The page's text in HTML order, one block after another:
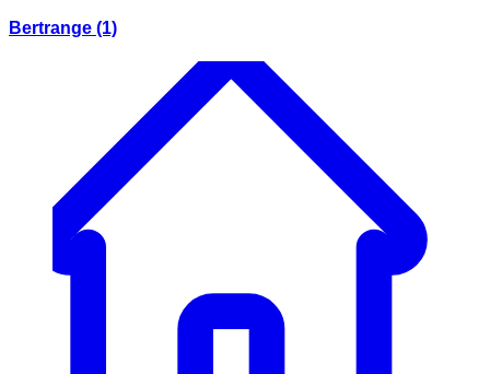
Bertrange (1)